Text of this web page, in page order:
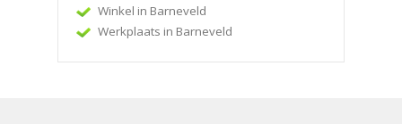
Winkel in Barneveld
Werkplaats in Barneveld